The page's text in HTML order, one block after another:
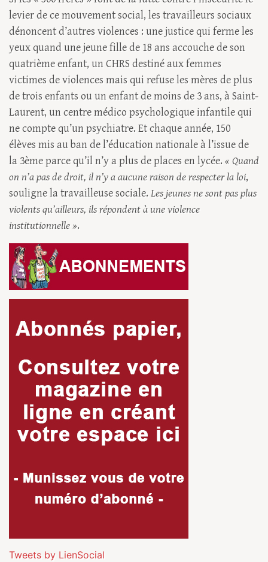
levier de ce mouvement social, les travailleurs sociaux
dénoncent d’autres violences : une justice qui ferme les
yeux quand une jeune fille de 18 ans accouche de son
quatrième enfant, un CHRS destiné aux femmes
victimes de violences mais qui refuse les mères de plus
de trois enfants ou un enfant de moins de 3 ans, à Saint-
Laurent, un centre médico psychologique infantile qui
ne compte qu’un psychiatre. Et chaque année, 150
élèves mis au ban de l’éducation nationale à l’issue de
la 3ème parce qu’il n’y a plus de places en lycée. « Quand
on n’a pas de droit, il n’y a aucune raison de respecter la loi,
souligne la travailleuse sociale. Les jeunes ne sont pas plus
violents qu’ailleurs, ils répondent à une violence
institutionnelle ».
Tweets by LienSocial